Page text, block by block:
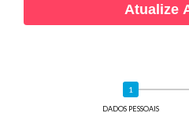
Atualize
DADOS PESSOAIS